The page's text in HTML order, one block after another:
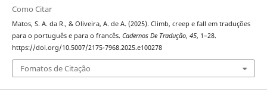
Como Citar
Matos, S. A. da R., & Oliveira, A. de A. (2025). Climb, creep e fall em traduções
para o português e para o francês. Cadernos De Tradução, 45, 1–28.
https://doi.org/10.5007/2175-7968.2025.e100278
Fomatos de Citação